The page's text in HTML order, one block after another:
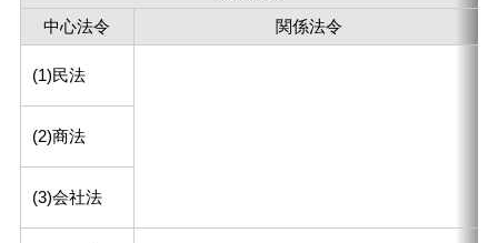
中心法令
関係法令
(1)民法
(2)商法
(3)会社法